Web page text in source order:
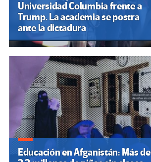
Universidad Columbia frente a
Trump. La academia se postra
ante la dictadura
Educación en Afganistán: Más de